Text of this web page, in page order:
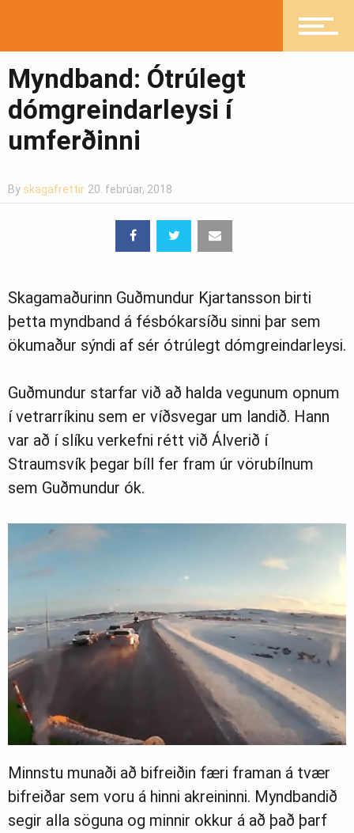
Mannlíf
Greinasafn
Ljósmyndasafn
Myndband: Ótrúlegt
dómgreindarleysi í
umferðinni
By skagafrettir 20. febrúar, 2018
Skagamaðurinn Guðmundur Kjartansson birti
þetta myndband á fésbókarsíðu sinni þar sem
ökumaður sýndi af sér ótrúlegt dómgreindarleysi.
Guðmundur starfar við að halda vegunum opnum
í vetrarríkinu sem er víðsvegar um landið. Hann
var að í slíku verkefni rétt við Álverið í
Straumsvík þegar bíll fer fram úr vörubílnum
sem Guðmundur ók.
Minnstu munaði að bifreiðin færi framan á tvær
bifreiðar sem voru á hinni akreininni. Myndbandið
segir alla söguna og minnir okkur á að það þarf